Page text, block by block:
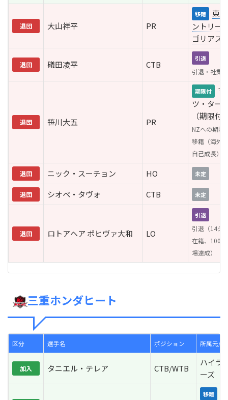
退団 大山祥平 PR
移籍
東
ントリー
ゴリアス
退団 礒田凌平 CTB
引退
引退・社業
退団 笹川大五 PR
期限付
マ
ツ・ター
（期限付
NZへの期限
移籍（海外
自己成長）
退団 ニック・スーチョン HO 未定
退団 シオペ・タヴォ CTB 未定
退団 ロトアヘア ポヒヴァ大和 LO
引退
引退（14シ
在籍、100
場達成）
三重ホンダヒート
区分 選手名 ポジション 所属元/
加入 タニエル・テレア CTB/WTB
ハイラ
ーズ（
移籍